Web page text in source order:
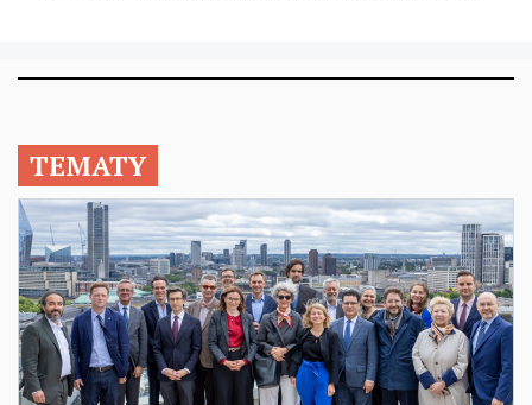
TEMATY